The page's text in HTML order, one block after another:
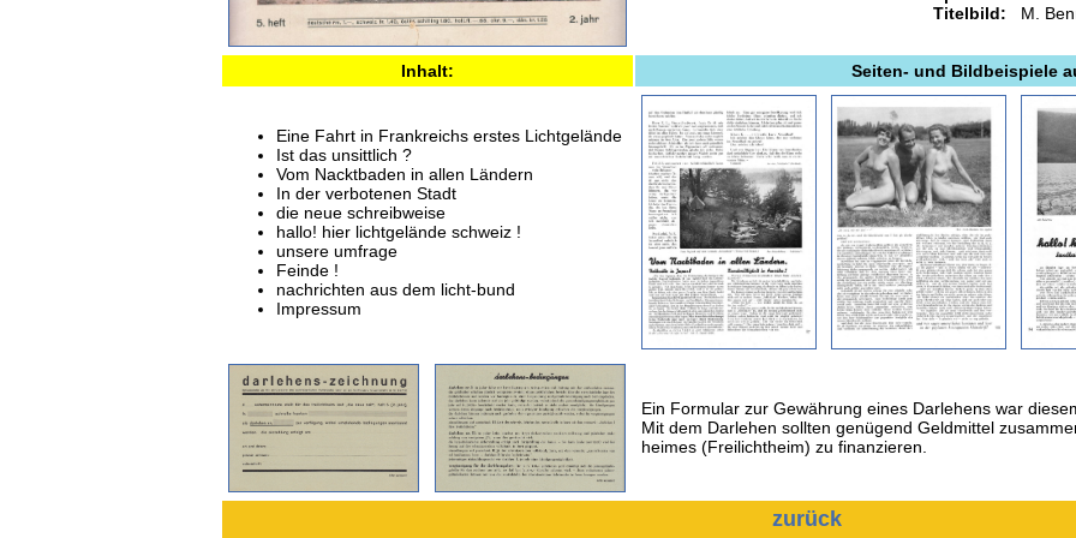
Titelbild:
M.
Inhalt: Seiten- und Bildbeispiele
Eine Fahrt in Frankreichs erstes Lichtgelände
Ist das unsittlich ?
Vom Nacktbaden in allen Ländern
In der verbotenen Stadt
die neue schreibweise
hallo! hier lichtgelände schweiz !
unsere umfrage
Feinde !
nachrichten aus dem licht-bund
Impressum
Ein Formular zur Gewährung eines Darlehens war
Mit dem Darlehen sollten genügend Geldmittel
heimes (Freilichtheim) zu finanzieren.
zurück